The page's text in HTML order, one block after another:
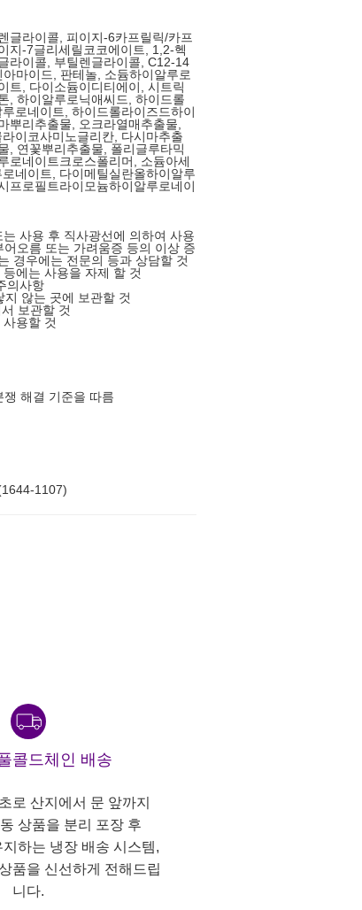
글라이콜, 피이지-6카프릴릭/카프
지-7글리세릴코코에이트, 1,2-헥
라이콜, 부틸렌글라이콜, C12-14
마이드, 판테놀, 소듐하이알루로
트, 다이소듐이디티에이, 시트릭
, 하이알루로닉애씨드, 하이드롤
로네이트, 하이드롤라이즈드하이
뿌리추출물, 오크라열매추출물,
이코사미노글리칸, 다시마추출
, 연꽃뿌리추출물, 폴리글루타믹
로네이트크로스폴리머, 소듐아세
네이트, 다이메틸실란올하이알루
프로필트라이모늄하이알루로네이
사용 후 직사광선에 의하여 사용
오름 또는 가려움증 등의 이상 증
경우에는 전문의 등과 상담할 것
에는 사용을 자제 할 것
의사항
지 않는 곳에 보관할 것
보관할 것
용할 것
해결 기준을 따름
1107)
콜드체인 배송
로 산지에서 문 앞까지
상품을 분리 포장 후
하는 냉장 배송 시스템,
품을 신선하게 전해드립
니다.